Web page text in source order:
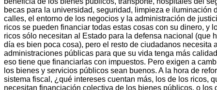
becas para la universidad, seguridad, limpieza e iluminación
calles, el entorno de los negocios y la administración de
ricos se pueden financiar todas estas cosas con su dinero, y
ricos sólo necesitan al Estado para la defensa nacional (que
día es bien poca cosa), pero el resto de ciudadanos necesita
administraciones públicas para que su vida tenga más
eso tiene que financiarlas con impuestos. Pero exigen a
los bienes y servicios públicos sean buenos. A la hora de
sistema fiscal, ¿qué intereses cuentan más, los de los ricos,
necesitan financiación colectiva de los bienes públicos, o los